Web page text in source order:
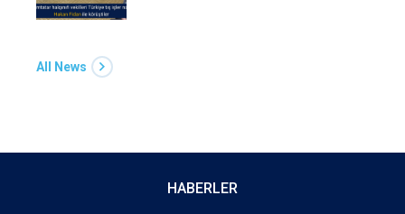
All News
HABERLER